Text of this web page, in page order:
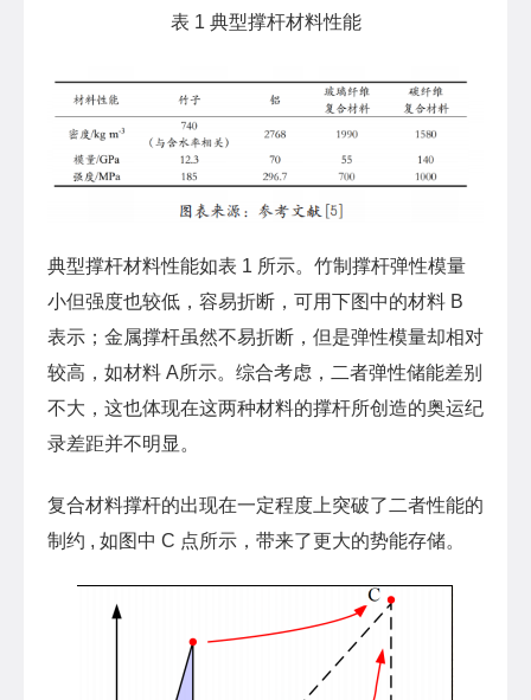
表 1 典型撑杆材料性能
典型撑杆材料性能如表 1 所示。竹制撑杆弹性模量
小但强度也较低，容易折断，可用下图中的材料 B
表示；金属撑杆虽然不易折断，但是弹性模量却相对
较高，如材料 A所示。综合考虑，二者弹性储能差别
不大，这也体现在这两种材料的撑杆所创造的奥运纪
录差距并不明显。
复合材料撑杆的出现在一定程度上突破了二者性能的
制约 , 如图中 C 点所示，带来了更大的势能存储。